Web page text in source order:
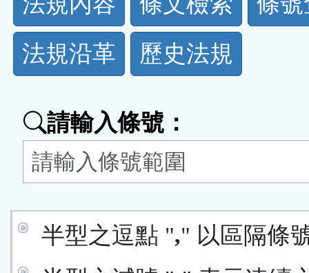
規
功
按
鈕
法規沿革
歷史法規
請輸入條號：
半型之逗點 "," 以區隔條